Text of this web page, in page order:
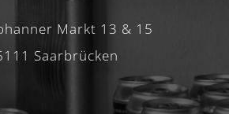
Markt 13 & 15
Saarbrücken